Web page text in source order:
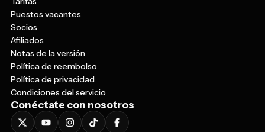
Socios
Afiliados
Notas de la versión
Política de reembolso
Política de privacidad
Condiciones del servicio
Conéctate con nosotros
©2026 KAPWING
CONDICIONES DEL SERVICIO